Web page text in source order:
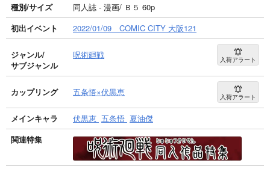
種別/サイズ
同人誌 - 漫画/ Ｂ５ 60p
初出イベント
2022/01/09 COMIC CITY 大阪121
ジャンル/
サブジャンル
呪術廻戦 入荷アラート
カップリング 五条悟×伏黒恵 入荷アラート
メインキャラ 伏黒恵 五条悟 夏油傑
関連特集